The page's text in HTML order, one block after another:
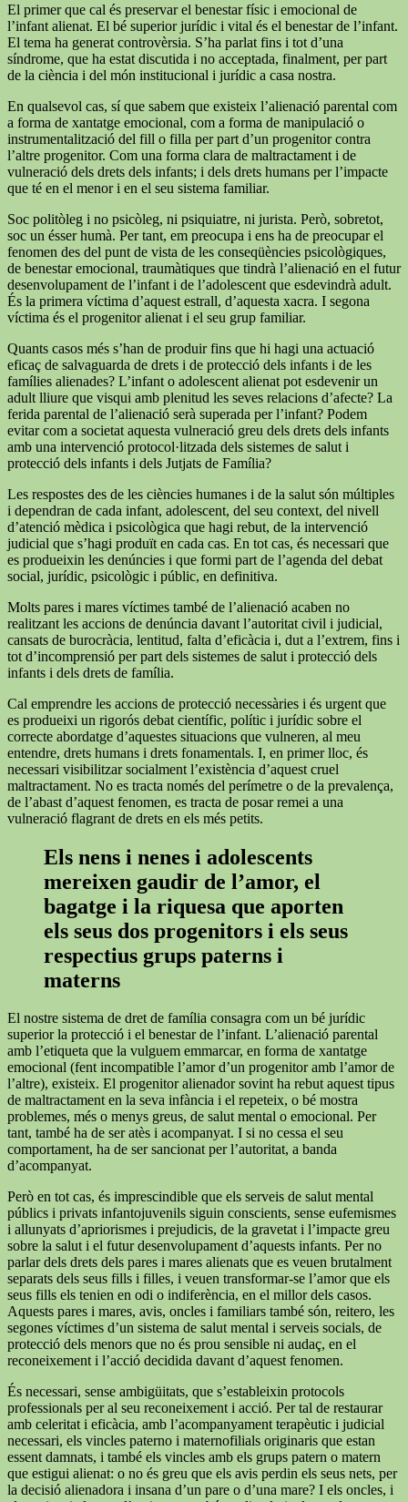
El primer que cal és preservar el benestar físic i emocional de
l’infant alienat. El bé superior jurídic i vital és el benestar de l’infant.
El tema ha generat controvèrsia. S’ha parlat fins i tot d’una
síndrome, que ha estat discutida i no acceptada, finalment, per part
de la ciència i del món institucional i jurídic a casa nostra.
En qualsevol cas, sí que sabem que existeix l’alienació parental com
a forma de xantatge emocional, com a forma de manipulació o
instrumentalització del fill o filla per part d’un progenitor contra
l’altre progenitor. Com una forma clara de maltractament i de
vulneració dels drets dels infants; i dels drets humans per l’impacte
que té en el menor i en el seu sistema familiar.
Soc politòleg i no psicòleg, ni psiquiatre, ni jurista. Però, sobretot,
soc un ésser humà. Per tant, em preocupa i ens ha de preocupar el
fenomen des del punt de vista de les conseqüències psicològiques,
de benestar emocional, traumàtiques que tindrà l’alienació en el futur
desenvolupament de l’infant i de l’adolescent que esdevindrà adult.
És la primera víctima d’aquest estrall, d’aquesta xacra. I segona
víctima és el progenitor alienat i el seu grup familiar.
Quants casos més s’han de produir fins que hi hagi una actuació
eficaç de salvaguarda de drets i de protecció dels infants i de les
famílies alienades? L’infant o adolescent alienat pot esdevenir un
adult lliure que visqui amb plenitud les seves relacions d’afecte? La
ferida parental de l’alienació serà superada per l’infant? Podem
evitar com a societat aquesta vulneració greu dels drets dels infants
amb una intervenció protocol·litzada dels sistemes de salut i
protecció dels infants i dels Jutjats de Família?
Les respostes des de les ciències humanes i de la salut són múltiples
i dependran de cada infant, adolescent, del seu context, del nivell
d’atenció mèdica i psicològica que hagi rebut, de la intervenció
judicial que s’hagi produït en cada cas. En tot cas, és necessari que
es produeixin les denúncies i que formi part de l’agenda del debat
social, jurídic, psicològic i públic, en definitiva.
Molts pares i mares víctimes també de l’alienació acaben no
realitzant les accions de denúncia davant l’autoritat civil i judicial,
cansats de burocràcia, lentitud, falta d’eficàcia i, dut a l’extrem, fins i
tot d’incomprensió per part dels sistemes de salut i protecció dels
infants i dels drets de família.
Cal emprendre les accions de protecció necessàries i és urgent que
es produeixi un rigorós debat científic, polític i jurídic sobre el
correcte abordatge d’aquestes situacions que vulneren, al meu
entendre, drets humans i drets fonamentals. I, en primer lloc, és
necessari visibilitzar socialment l’existència d’aquest cruel
maltractament. No es tracta només del perímetre o de la prevalença,
de l’abast d’aquest fenomen, es tracta de posar remei a una
vulneració flagrant de drets en els més petits.
Els nens i nenes i adolescents
mereixen gaudir de l’amor, el
bagatge i la riquesa que aporten
els seus dos progenitors i els seus
respectius grups paterns i
materns
El nostre sistema de dret de família consagra com un bé jurídic
superior la protecció i el benestar de l’infant. L’alienació parental
amb l’etiqueta que la vulguem emmarcar, en forma de xantatge
emocional (fent incompatible l’amor d’un progenitor amb l’amor de
l’altre), existeix. El progenitor alienador sovint ha rebut aquest tipus
de maltractament en la seva infància i el repeteix, o bé mostra
problemes, més o menys greus, de salut mental o emocional. Per
tant, també ha de ser atès i acompanyat. I si no cessa el seu
comportament, ha de ser sancionat per l’autoritat, a banda
d’acompanyat.
Però en tot cas, és imprescindible que els serveis de salut mental
públics i privats infantojuvenils siguin conscients, sense eufemismes
i allunyats d’apriorismes i prejudicis, de la gravetat i l’impacte greu
sobre la salut i el futur desenvolupament d’aquests infants. Per no
parlar dels drets dels pares i mares alienats que es veuen brutalment
separats dels seus fills i filles, i veuen transformar-se l’amor que els
seus fills els tenien en odi o indiferència, en el millor dels casos.
Aquests pares i mares, avis, oncles i familiars també són, reitero, les
segones víctimes d’un sistema de salut mental i serveis socials, de
protecció dels menors que no és prou sensible ni audaç, en el
reconeixement i l’acció decidida davant d’aquest fenomen.
És necessari, sense ambigüitats, que s’estableixin protocols
professionals per al seu reconeixement i acció. Per tal de restaurar
amb celeritat i eficàcia, amb l’acompanyament terapèutic i judicial
necessari, els vincles paterno i maternofilials originaris que estan
essent damnats, i també els vincles amb els grups patern o matern
que estigui alienat: o no és greu que els avis perdin els seus nets, per
la decisió alienadora i insana d’un pare o d’una mare? I els oncles, i